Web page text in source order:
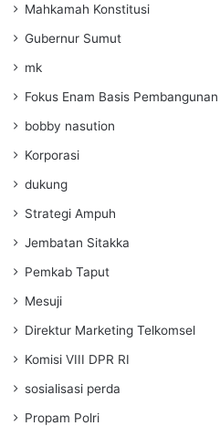
Mahkamah Konstitusi
Gubernur Sumut
mk
Fokus Enam Basis Pembangunan
bobby nasution
Korporasi
dukung
Strategi Ampuh
Jembatan Sitakka
Pemkab Taput
Mesuji
Direktur Marketing Telkomsel
Komisi VIII DPR RI
sosialisasi perda
Propam Polri